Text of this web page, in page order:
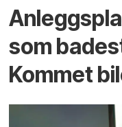
som
Kommet